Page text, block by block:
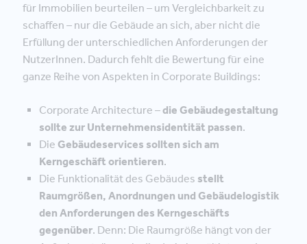
für Immobilien beurteilen – um Vergleichbarkeit zu
schaffen – nur die Gebäude an sich, aber nicht die
Erfüllung der unterschiedlichen Anforderungen der
NutzerInnen. Dadurch fehlt die Bewertung für eine
ganze Reihe von Aspekten in Corporate Buildings:
Corporate Architecture –die Gebäudegestaltung
sollte zur Unternehmensidentität passen.
Die Gebäudeservices sollten sich am
Kerngeschäft orientieren.
Die Funktionalität des Gebäudes stellt
Raumgrößen, Anordnungen und Gebäudelogistik
den Anforderungen des Kerngeschäfts
gegenüber. Denn: Die Raumgröße hängt von der